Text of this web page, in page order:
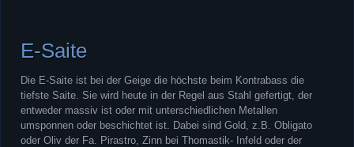
überspringen
E-Saite
Die E-Saite ist bei der Geige die höchste beim Kontrabass die
tiefste Saite. Sie wird heute in der Regel aus Stahl gefertigt, der
entweder massiv ist oder mit unterschiedlichen Metallen
umsponnen oder beschichtet ist. Dabei sind Gold, z.B. Obligato
oder Oliv der Fa. Pirastro, Zinn bei Thomastik- Infeld oder der